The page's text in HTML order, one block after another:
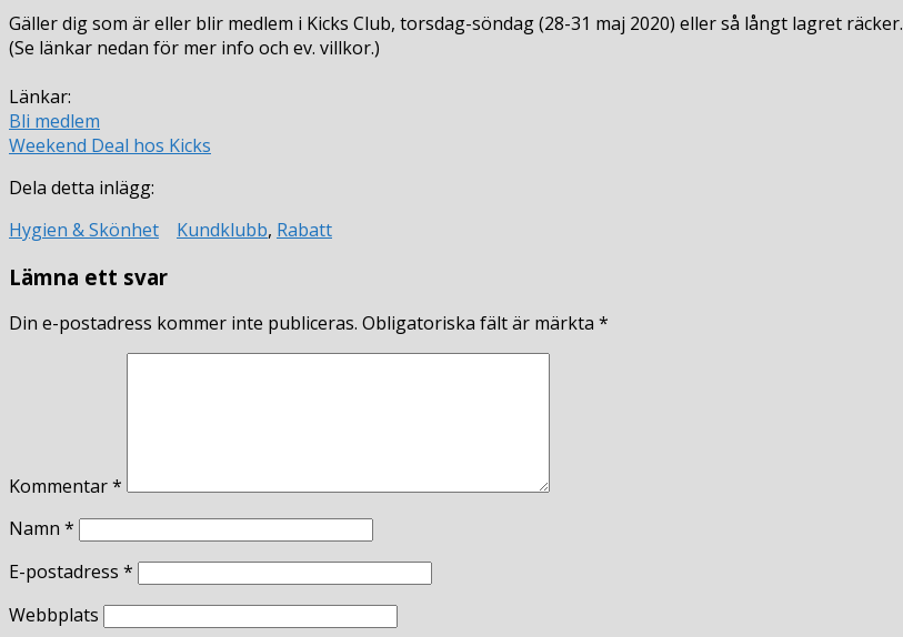
Gäller dig som är eller blir medlem i Kicks Club, torsdag-söndag (28-31 maj 2020) eller så långt lagret räcker.
(Se länkar nedan för mer info och ev. villkor.)
Länkar:
Bli medlem
Weekend Deal hos Kicks
Dela detta inlägg:
Hygien & Skönhet
Kundklubb, Rabatt
Lämna ett svar
Din e-postadress kommer inte publiceras. Obligatoriska fält är märkta *
Kommentar*
Namn *
E-postadress *
Webbplats